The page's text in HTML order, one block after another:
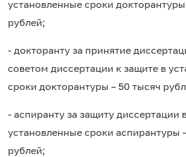
установленные сроки
рублей;
- докторанту за принятие
советом диссертации к защите в
сроки докторантуры – 50 тысяч
- аспиранту за защиту диссертации
установленные сроки аспирантуры
рублей;